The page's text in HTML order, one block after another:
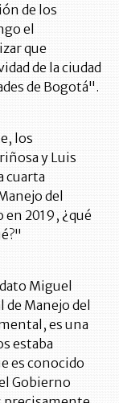
de los
el
que
de la ciudad
de Bogotá".
los
y Luis
cuarta
del
2019, ¿qué
Miguel
Manejo del
es una
estaba
es conocido
Gobierno